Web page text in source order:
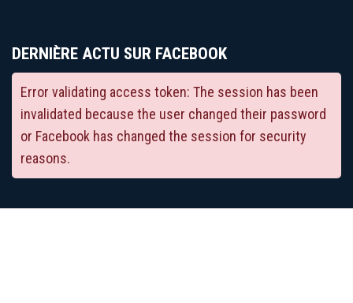
DERNIÈRE ACTU SUR FACEBOOK
Error validating access token: The session has been
invalidated because the user changed their password
or Facebook has changed the session for security
reasons.